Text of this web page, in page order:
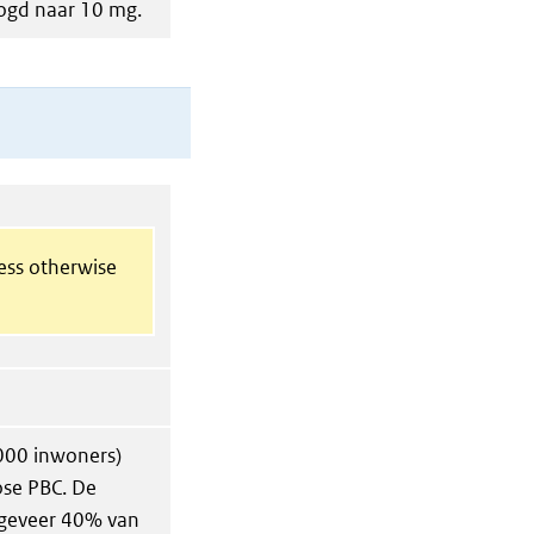
naar 10 mg.
otherwise
inwoners)
PBC. De
40% van